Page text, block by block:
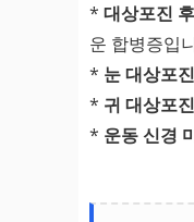
* 대상포진
운 합병증입
* 눈 대상포진
* 귀 대상포
* 운동 신경